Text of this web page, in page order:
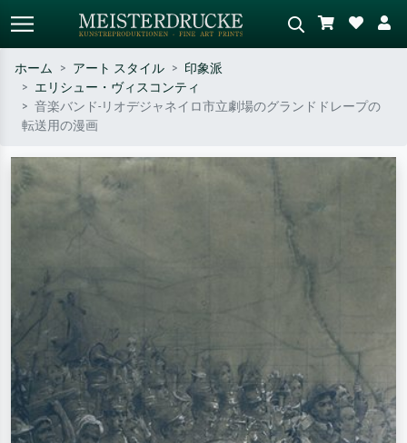
標準検索 AI画像検索
作家名・作品名・スタイルで検索
斎の波、ヌード。
ホーム アート スタイル
印象派
エリシュー・ヴィスコンティ
音楽バンド-リオデジャネイロ市立劇場のグランドドレープの
転送用の漫画